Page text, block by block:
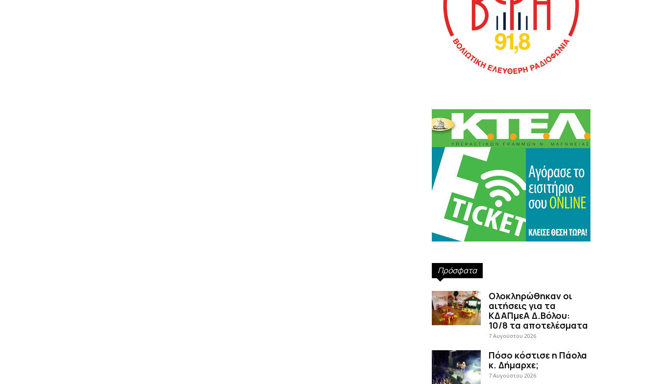
Πρόσφατα
Ολοκληρώθηκαν οι
αιτήσεις για τα
ΚΔΑΠμεΑ Δ.Βόλου:
10/8 τα αποτελέσματα
7 Αυγούστου 2026
Πόσο κόστισε η Πάολα
κ. Δήμαρχε;
7 Αυγούστου 2026